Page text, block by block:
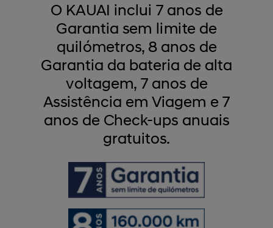
O KAUAI inclui 7 anos de
Garantia sem limite de
quilómetros, 8 anos de
Garantia da bateria de alta
voltagem, 7 anos de
Assistência em Viagem e 7
anos de Check-ups anuais
gratuitos.